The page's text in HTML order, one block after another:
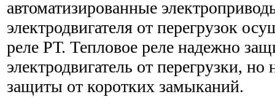
автоматизированные
электродвигателя от перегрузок
реле РТ. Тепловое реле надежно
электродвигатель от перегрузки, но
защиты от коротких замыканий.